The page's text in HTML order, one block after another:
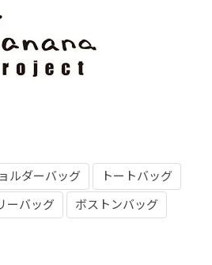
ルダーバッグ
トートバッグ
ーバッグ ボストンバッグ